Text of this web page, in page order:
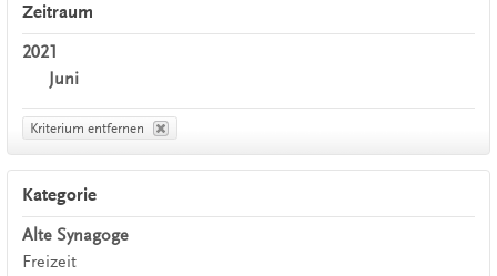
Zeitraum
2021
Juni
Kriterium entfernen
Kategorie
Alte Synagoge
Freizeit